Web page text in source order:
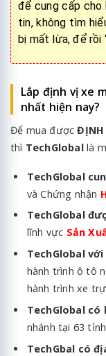
để cung cấp cho
tin, không tìm
bị mất lừa, để rồi
Lắp định vị xe
nhất hiện nay?
Để mua đượcĐỊNH
thì TechGloballà
TechGlobal
và Chứng nhận
TechGlobal
lĩnh vực Sản
TechGlobal
hành trình ô tô
hành trình xe
TechGlobal có
nhánh tại 63
TechGbal có